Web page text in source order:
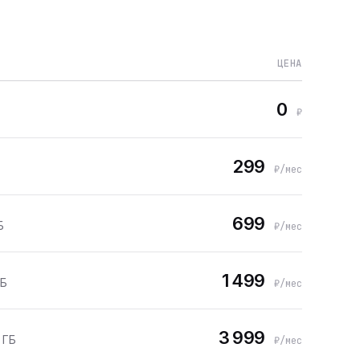
ЦЕНА
0 ₽
299 ₽/мес
699 ₽/мес
1 499 ₽/мес
ГБ 3 999 ₽/мес